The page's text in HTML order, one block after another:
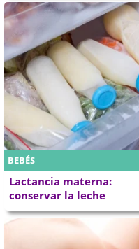
BEBÉS
Lactancia materna:
conservar la leche